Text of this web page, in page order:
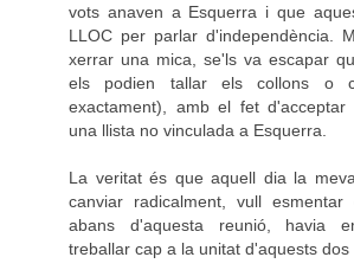
vots anaven a Esquerra i que
LLOC per parlar d'independència.
xerrar una mica, se'ls va escapar
els podien tallar els collons o
exactament), amb el fet
una llista no vinculada a Esquerra.
La veritat és que aquell dia la
canviar radicalment, vull
abans d'aquesta reunió, havia
treballar cap a la unitat d'aquests dos